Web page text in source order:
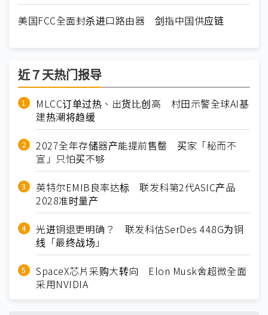
美国FCC全面封杀进口路由器 剑指中国供应链
近７天热门报导
MLCC订单过热、出货比创高 村田示警全球AI基
建热潮将趋缓
2027全年存储器产能提前售罄 买家「秘而不
宣」只怕买不够
英特尔EMIB良率达标 联发科第2代ASIC产品
2028准时量产
光进铜退更明确？ 联发科估SerDes 448G为铜
线「最终战场」
SpaceX芯片采购大转向 Elon Musk舍超微全面
采用NVIDIA